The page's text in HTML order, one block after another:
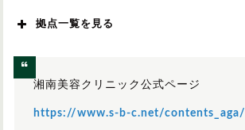
拠点一覧を見る
湘南美容クリニック公式ページ
https://www.s-b-c.net/contents_aga/